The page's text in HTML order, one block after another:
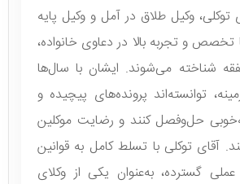
وکیل طلاق در آمل و وکیل پایه
و تجربه بالا در دعاوی خانواده،
شناخته می‌شوند. ایشان با سال‌ها
توانسته‌اند پرونده‌های پیچیده و
حل‌وفصل کنند و رضایت موکلین
آقای توکلی با تسلط کامل به قوانین
گسترده، به‌عنوان یکی از وکلای